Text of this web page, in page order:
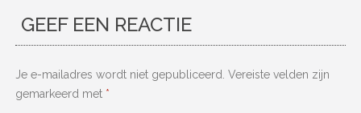
GEEF EEN REACTIE
Je e-mailadres wordt niet gepubliceerd. Vereiste velden zijn
gemarkeerd met *